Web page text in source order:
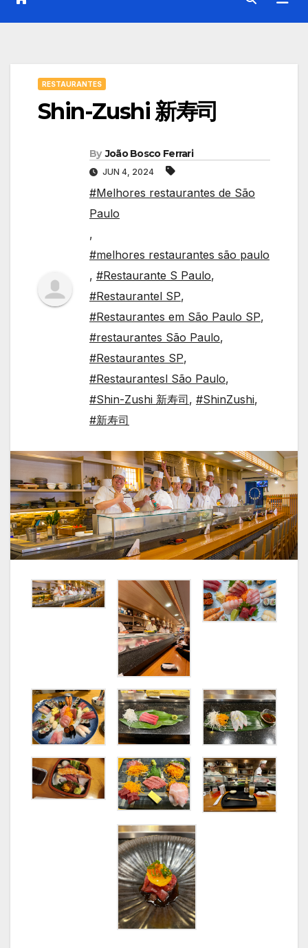
RESTAURANTES
Shin-Zushi 新寿司
By João Bosco Ferrari
JUN 4, 2024
#Melhores restaurantes de São
Paulo
,
#melhores restaurantes são paulo
, #Restaurante S Paulo,
#Restaurantel SP,
#Restaurantes em São Paulo SP,
#restaurantes São Paulo,
#Restaurantes SP,
#Restaurantesl São Paulo,
#Shin-Zushi 新寿司, #ShinZushi,
#新寿司